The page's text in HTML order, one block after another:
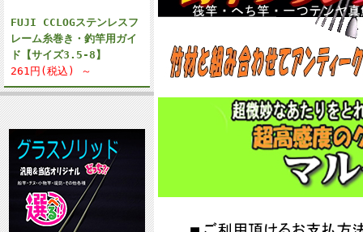
FUJI CCLOGステンレスフ
レーム糸巻き・釣竿用ガイ
ド【サイズ3.5-8】
261円(税込) ～